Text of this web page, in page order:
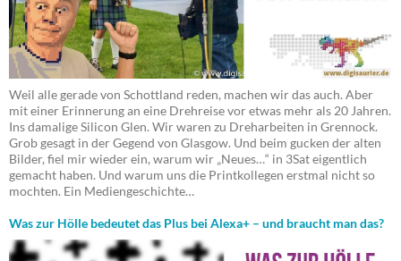
Weil alle gerade von Schottland reden, machen wir das auch. Aber
mit einer Erinnerung an eine Drehreise vor etwas mehr als 20 Jahren.
Ins damalige Silicon Glen. Wir waren zu Dreharbeiten in Grennock.
Grob gesagt in der Gegend von Glasgow. Und beim gucken der alten
Bilder, fiel mir wieder ein, warum wir „Neues…“ in 3Sat eigentlich
gemacht haben. Und warum uns die Printkollegen erstmal nicht so
mochten. Ein Mediengeschichte…
Was zur Hölle bedeutet das Plus bei Alexa+ – und braucht man das?